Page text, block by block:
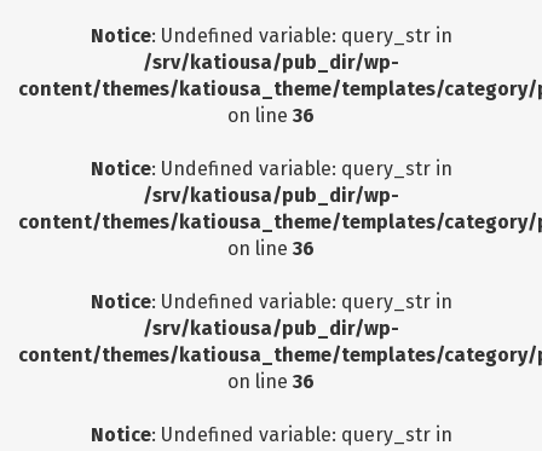
Notice: Undefined variable: query_str in
/srv/katiousa/pub_dir/wp-
content/themes/katiousa_theme/templates/
on line 36
Notice: Undefined variable: query_str in
/srv/katiousa/pub_dir/wp-
content/themes/katiousa_theme/templates/
on line 36
Notice: Undefined variable: query_str in
/srv/katiousa/pub_dir/wp-
content/themes/katiousa_theme/templates/
on line 36
Notice: Undefined variable: query_str in